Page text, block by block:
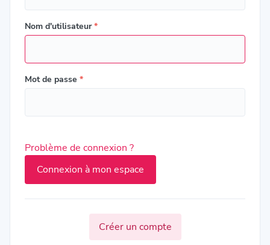
Nom d'utilisateur*
Mot de passe *
Problème de connexion ?
Créer un compte